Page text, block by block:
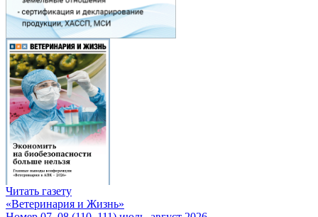
Читать газету
«Ветеринария и Жизнь»